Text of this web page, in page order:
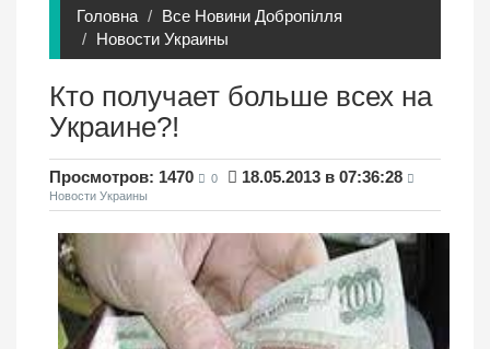
Головна
Все Новини Добропілля
Новости Украины
Кто получает больше всех на
Украине?!
Просмотров: 1470 0 18.05.2013 в 07:36:28
Новости Украины